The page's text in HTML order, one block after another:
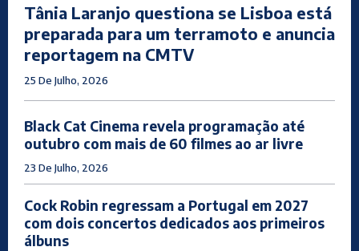
Tânia Laranjo questiona se Lisboa está
preparada para um terramoto e anuncia
reportagem na CMTV
25 De Julho, 2026
Black Cat Cinema revela programação até
outubro com mais de 60 filmes ao ar livre
23 De Julho, 2026
Cock Robin regressam a Portugal em 2027
com dois concertos dedicados aos primeiros
álbuns